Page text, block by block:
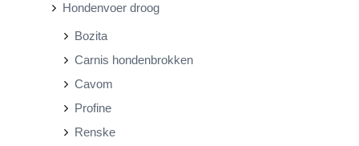
Hondenvoer droog
Bozita
Carnis hondenbrokken
Cavom
Profine
Renske